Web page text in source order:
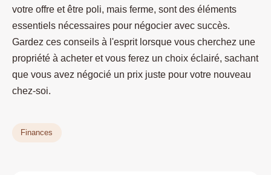
votre offre et être poli, mais ferme, sont des éléments
essentiels nécessaires pour négocier avec succès.
Gardez ces conseils à l'esprit lorsque vous cherchez une
propriété à acheter et vous ferez un choix éclairé, sachant
que vous avez négocié un prix juste pour votre nouveau
chez-soi.
Finances